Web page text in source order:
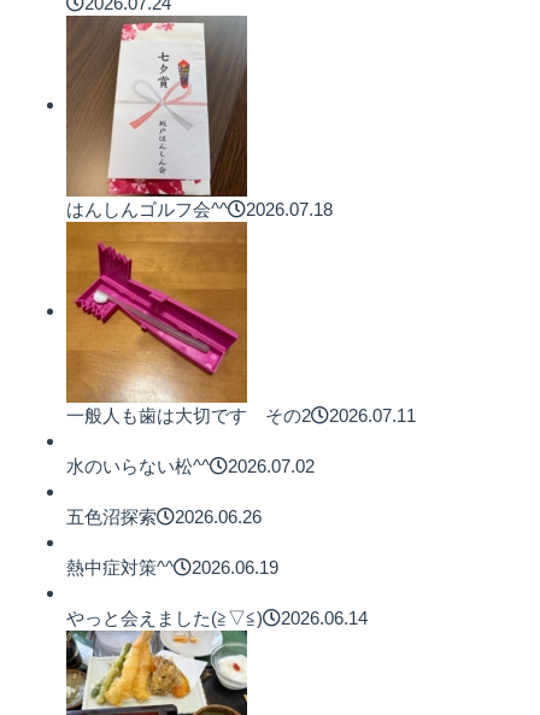
はんしんゴルフ会^^ 2026.07.18
一般人も歯は大切です その2 2026.07.11
水のいらない松^^ 2026.07.02
五色沼探索 2026.06.26
熱中症対策^^ 2026.06.19
やっと会えました(≧▽≦) 2026.06.14